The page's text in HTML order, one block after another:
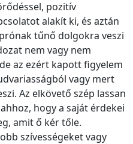
pozitív
alakít ki, és aztán
tűnő dolgokra veszi
nem vagy nem
az ezért kapott figyelem
vagy mert
Az elkövető szép lassan
hogy a saját érdekei
amit ő kér tőle.
szívességeket vagy